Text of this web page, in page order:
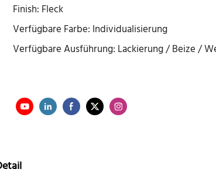
Finish: Fleck
Verfügbare Farbe: Individualisierung
Verfügbare Ausführung: Lackierung / Beize /